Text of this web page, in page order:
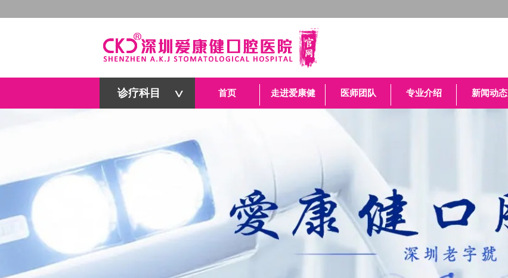
诊疗科目 首页 走进爱康健 医师团队 专业介绍 新闻动态